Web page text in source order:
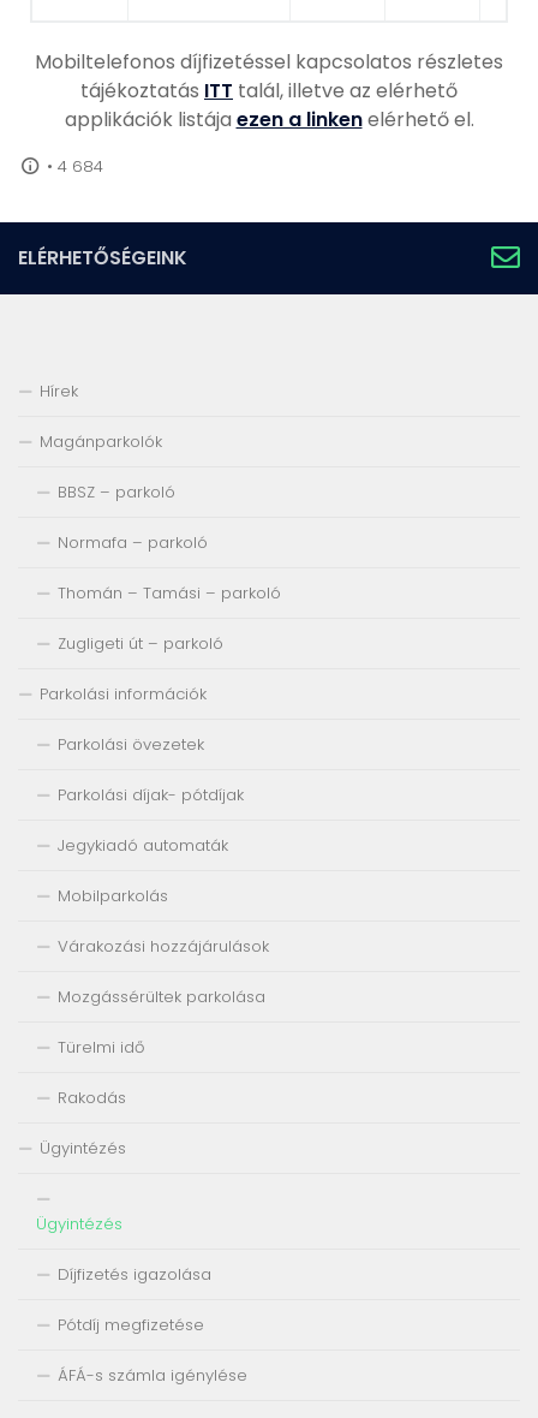
Mobiltelefonos díjfizetéssel kapcsolatos részletes
tájékoztatás ITT talál, illetve az elérhető
applikációk listája ezen a linkenelérhető el.
• 4 684
ELÉRHETŐSÉGEINK
Hírek
Magánparkolók
BBSZ – parkoló
Normafa – parkoló
Thomán – Tamási – parkoló
Zugligeti út – parkoló
Parkolási információk
Parkolási övezetek
Parkolási díjak- pótdíjak
Jegykiadó automaták
Mobilparkolás
Várakozási hozzájárulások
Mozgássérültek parkolása
Türelmi idő
Rakodás
Ügyintézés
Ügyintézés
Díjfizetés igazolása
Pótdíj megfizetése
ÁFÁ-s számla igénylése